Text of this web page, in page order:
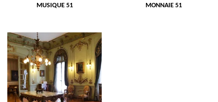
MUSIQUE 51
MONNAIE 51